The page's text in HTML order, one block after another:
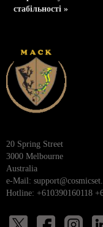
стабільності »
20 Spring Street
3000 Melbourne
Australia
e-Mail:
Hotline: +610390160118